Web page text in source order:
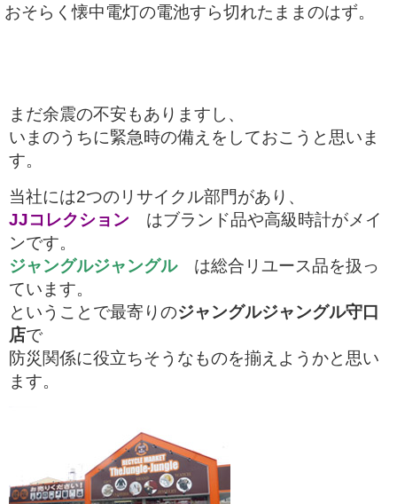
おそらく懐中電灯の電池すら切れたままのはず。
まだ余震の不安もありますし、
いまのうちに緊急時の備えをしておこうと思いま
す。
当社には2つのリサイクル部門があり、
JJコレクション はブランド品や高級時計がメイ
ンです。
ジャングルジャングルは総合リユース品を扱っ
ています。
ということで最寄りのジャングルジャングル守口
店で
防災関係に役立ちそうなものを揃えようかと思い
ます。